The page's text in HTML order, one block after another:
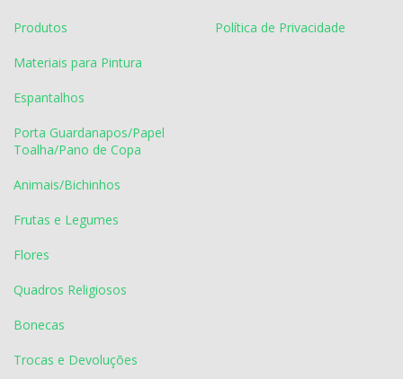
Produtos
Materiais para Pintura
Espantalhos
Porta Guardanapos/Papel
Toalha/Pano de Copa
Animais/Bichinhos
Frutas e Legumes
Flores
Quadros Religiosos
Bonecas
Trocas e Devoluções
Política de Privacidade